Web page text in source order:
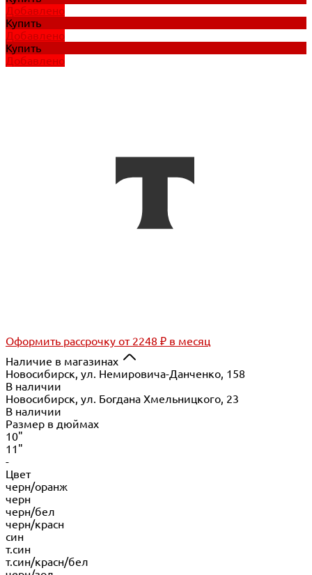
Добавлено
Купить
Добавлено
Купить
Добавлено
Оформить рассрочку от 2248 ₽ в месяц
Наличие в магазинах
Новосибирск, ул. Немировича-Данченко, 158
В наличии
Новосибирск, ул. Богдана Хмельницкого, 23
В наличии
Размер в дюймах
10"
11"
-
Цвет
черн/оранж
черн
черн/бел
черн/красн
син
т.син
т.син/красн/бел